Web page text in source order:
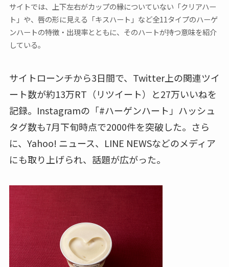
サイトでは、上下左右がカップの縁についていない「クリアハー
ト」や、唇の形に見える「キスハート」など全11タイプのハーゲ
ンハートの特徴・出現率とともに、そのハートが持つ意味を紹介
している。
サイトローンチから3日間で、Twitter上の関連ツイ
ート数が約13万RT（リツイート）と27万いいねを
記録。Instagramの「#ハーゲンハート」ハッシュ
タグ数も7月下旬時点で2000件を突破した。さら
に、Yahoo! ニュース、LINE NEWSなどのメディア
にも取り上げられ、話題が広がった。